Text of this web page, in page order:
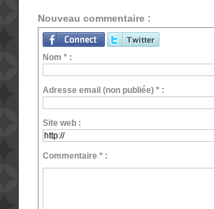
Nouveau commentaire :
Nom * :
Adresse email (non publiée) * :
Site web :
Commentaire * :